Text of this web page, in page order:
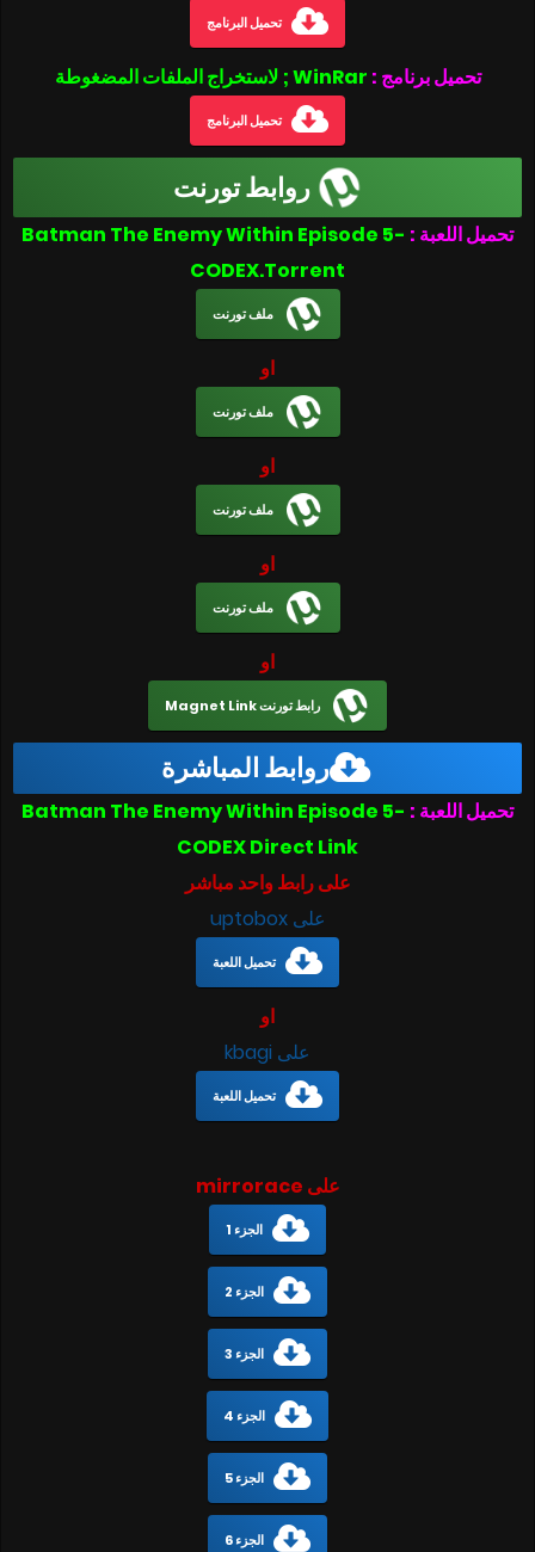
تحميل البرنامج
تحميل برنامج : WinRar ; لاستخراج الملفات المضغوطة
تحميل البرنامج
روابط تورنت
تحميل اللعبة : Batman The Enemy Within Episode 5-
CODEX.Torrent
ملف تورنت
او
ملف تورنت
او
ملف تورنت
او
ملف تورنت
او
رابط تورنت Magnet Link
روابط المباشرة
تحميل اللعبة : Batman The Enemy Within Episode 5-
CODEX Direct Link
على رابط واحد مباشر
على uptobox
تحميل اللعبة
او
على kbagi
تحميل اللعبة
على mirrorace
الجزء 1
الجزء 2
الجزء 3
الجزء 4
الجزء 5
الجزء 6